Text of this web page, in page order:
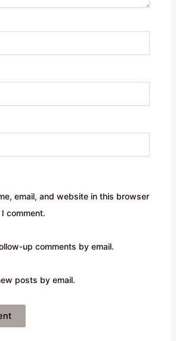
email, and website in this browser
comment.
up comments by email.
posts by email.